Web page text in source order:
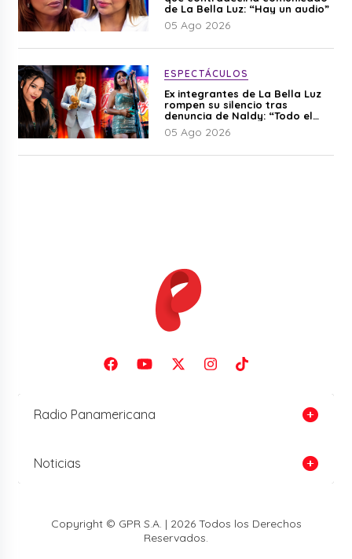
de La Bella Luz: “Hay un audio”
05 Ago 2026
ESPECTÁCULOS
Ex integrantes de La Bella Luz
rompen su silencio tras
denuncia de Naldy: “Todo el
mundo lo sabía”
05 Ago 2026
Radio Panamericana
Noticias
Copyright © GPR S.A. | 2026 Todos los Derechos
Reservados.